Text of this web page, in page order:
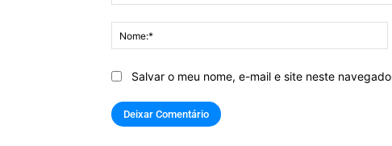
Salvar o meu nome, e-mail e site neste